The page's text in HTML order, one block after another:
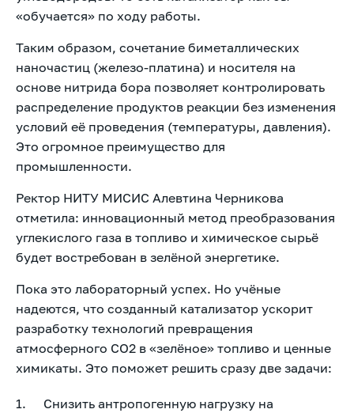
«обучается» по ходу работы.
Таким образом, сочетание биметаллических
наночастиц (железо-платина) и носителя на
основе нитрида бора позволяет контролировать
распределение продуктов реакции без изменения
условий её проведения (температуры, давления).
Это огромное преимущество для
промышленности.
Ректор НИТУ МИСИС Алевтина Черникова
отметила: инновационный метод преобразования
углекислого газа в топливо и химическое сырьё
будет востребован в зелёной энергетике.
Пока это лабораторный успех. Но учёные
надеются, что созданный катализатор ускорит
разработку технологий превращения
атмосферного CO2 в «зелёное» топливо и ценные
химикаты. Это поможет решить сразу две задачи:
Снизить антропогенную нагрузку на